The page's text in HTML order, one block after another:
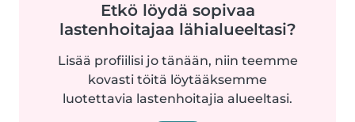
Etkö löydä sopivaa
lastenhoitajaa lähialueeltasi?
Lisää profiilisi jo tänään, niin teemme
kovasti töitä löytääksemme
luotettavia lastenhoitajia alueeltasi.